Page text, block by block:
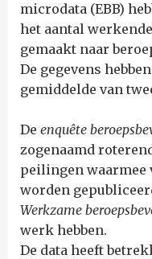
microdata (EBB)
het aantal
gemaakt naar
De gegevens
gemiddelde van
De enquête
zogenaamd
peilingen waarmee
worden
Werkzame
werk hebben.
De data heeft